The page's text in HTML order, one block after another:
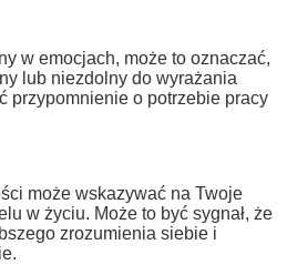
w emocjach, może to oznaczać,
lub niezdolny do wyrażania
przypomnienie o potrzebie pracy
może wskazywać na Twoje
w życiu. Może to być sygnał, że
zrozumienia siebie i